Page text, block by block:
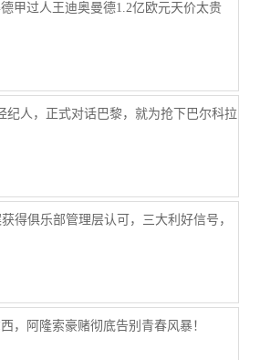
甲过人王迪奥曼德1.2亿欧元天价太贵
纪人，正式对话巴黎，就为抢下巴尔科拉
得俱乐部管理层认可，三大利好信号，
，阿隆索豪赌彻底告别青春风暴！